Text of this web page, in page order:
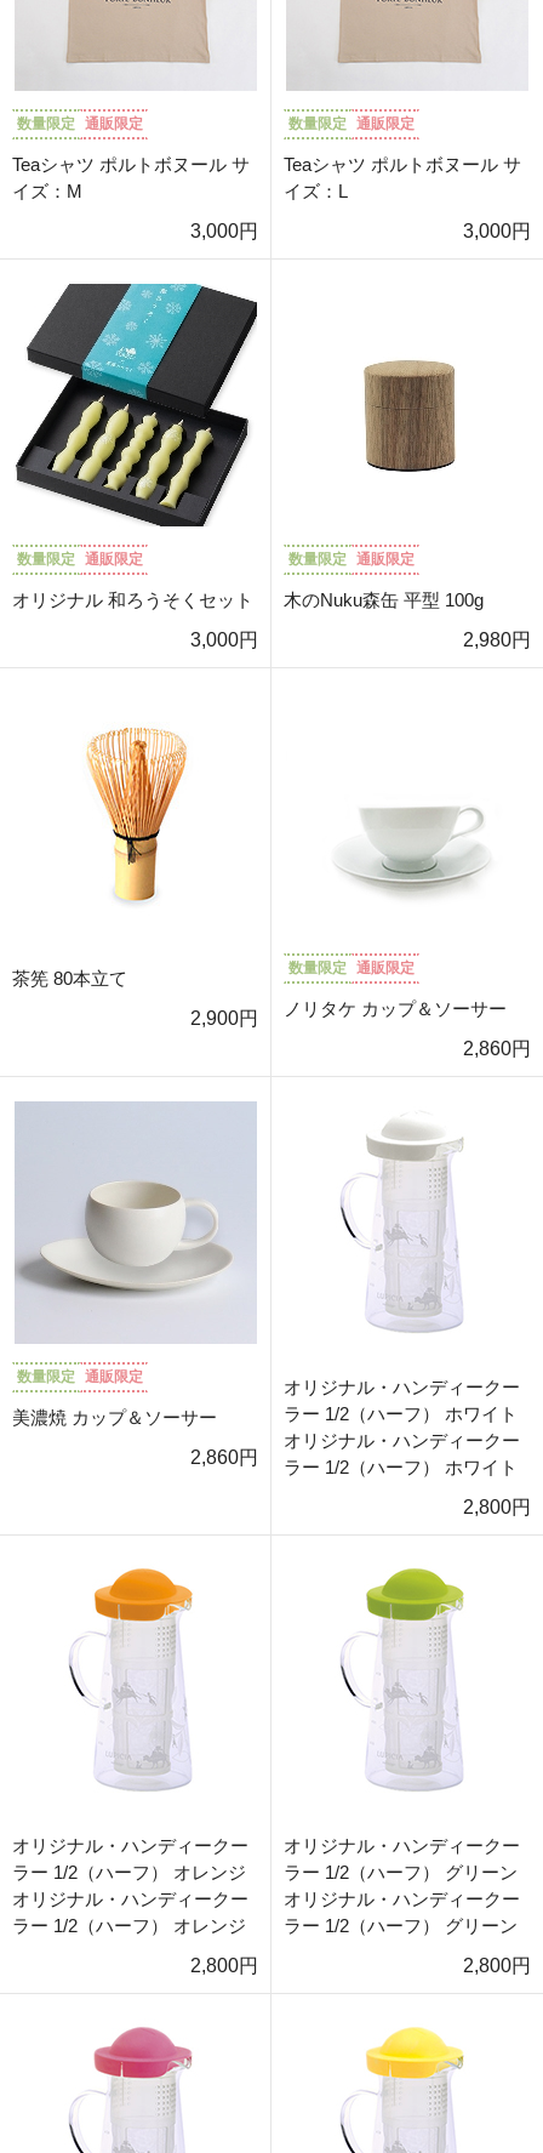
数量限定 通販限定
Teaシャツ ポルトボヌール サ
イズ：M
3,000円
数量限定 通販限定
Teaシャツ ポルトボヌール サ
イズ：L
3,000円
数量限定 通販限定
オリジナル 和ろうそくセット
3,000円
数量限定 通販限定
木のNuku森缶 平型 100g
2,980円
茶筅 80本立て
2,900円
数量限定 通販限定
ノリタケ カップ＆ソーサー
2,860円
数量限定 通販限定
美濃焼 カップ＆ソーサー
2,860円
オリジナル・ハンディークー
ラー 1/2（ハーフ） ホワイト
オリジナル・ハンディークー
ラー 1/2（ハーフ） ホワイト
2,800円
オリジナル・ハンディークー
ラー 1/2（ハーフ） オレンジ
オリジナル・ハンディークー
ラー 1/2（ハーフ） オレンジ
2,800円
オリジナル・ハンディークー
ラー 1/2（ハーフ） グリーン
オリジナル・ハンディークー
ラー 1/2（ハーフ） グリーン
2,800円